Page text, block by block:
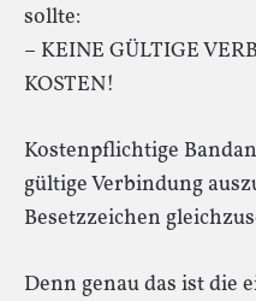
sollte:
– KEINE GÜLTIGE
KOSTEN!
Kostenpflichtige
gültige Verbindung
Besetzzeichen
Denn genau das ist die